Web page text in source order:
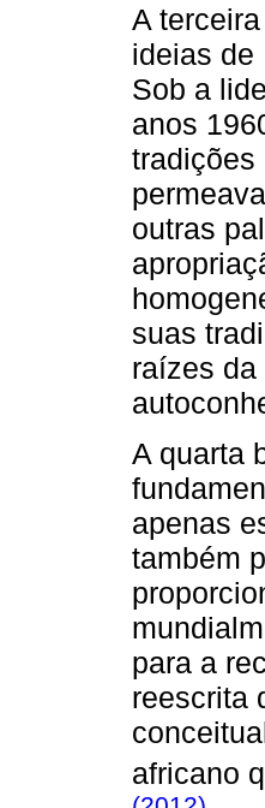
A
ideias de
Sob a
anos
tradições
outras
suas
raízes da
A quarta
apenas
também
para a
reescrita
africano